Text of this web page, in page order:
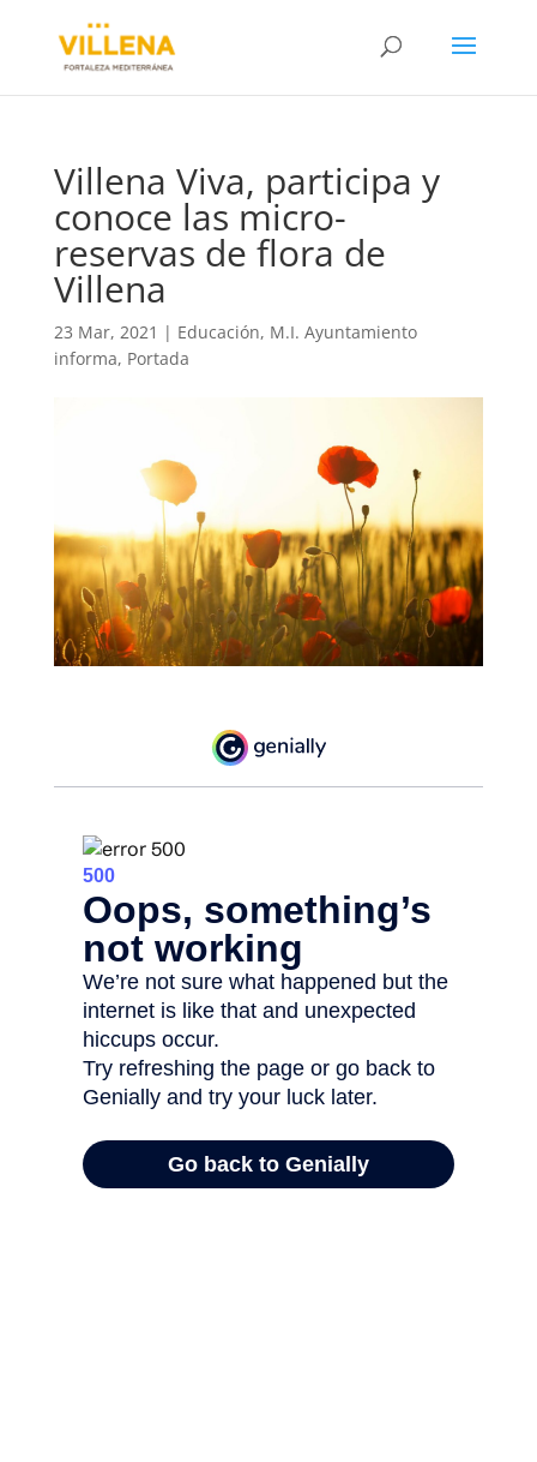
Villena Viva, participa y
conoce las micro-
reservas de flora de
Villena
23 Mar, 2021 | Educación, M.I. Ayuntamiento
informa, Portada